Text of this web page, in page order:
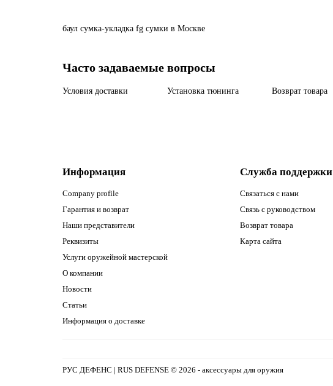
баул сумка-укладка fg сумки в Москве
Часто задаваемые вопросы
Условия доставки Установка тюнинга Возврат товара
Информация
Company profile
Гарантия и возврат
Наши представители
Реквизиты
Услуги оружейной мастерской
О компании
Новости
Статьи
Информация о доставке
Служба поддержки
Связаться с нами
Связь с руководством
Возврат товара
Карта сайта
РУС ДЕФЕНС | RUS DEFENSE © 2026 - аксессуары для оружия